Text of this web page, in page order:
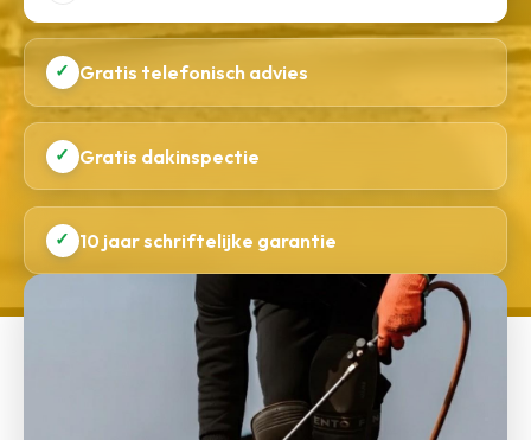
✓ Gratis telefonisch advies
✓ Gratis dakinspectie
✓ 10 jaar schriftelijke garantie